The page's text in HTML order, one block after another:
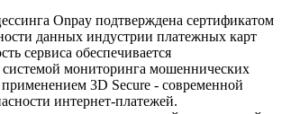
Onpay подтверждена сертификатом
данных индустрии платежных карт
сервиса обеспечивается
системой мониторинга мошеннических
3D Secure - современной
интернет-платежей.